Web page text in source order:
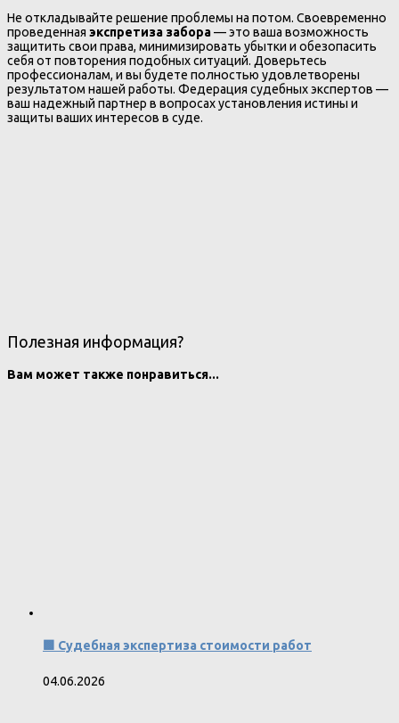
Не откладывайте решение проблемы на потом. Своевременно
проведенная экспретиза забора— это ваша возможность
защитить свои права, минимизировать убытки и обезопасить
себя от повторения подобных ситуаций. Доверьтесь
профессионалам, и вы будете полностью удовлетворены
результатом нашей работы. Федерация судебных экспертов —
ваш надежный партнер в вопросах установления истины и
защиты ваших интересов в суде.
Полезная информация?
Вам может также понравиться...
🟩 Судебная экспертиза стоимости работ
04.06.2026